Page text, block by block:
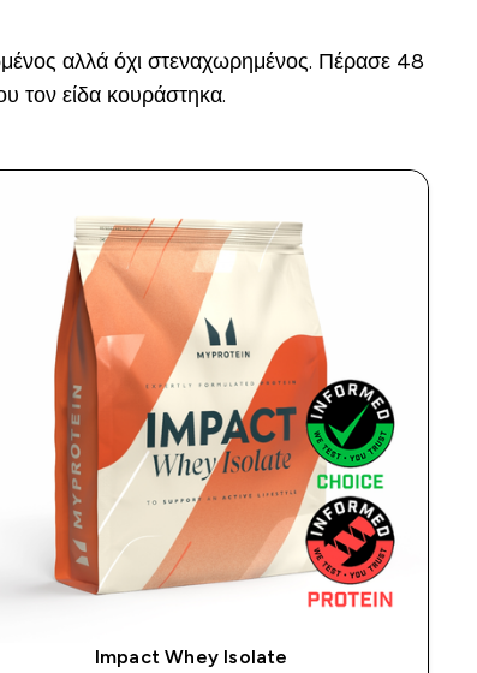
αλλά όχι στεναχωρημένος. Πέρασε 48
τον είδα κουράστηκα.
Impact Whey Isolate